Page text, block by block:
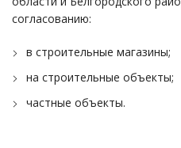
согласованию:
в строительные магазины;
на строительные объекты;
частные объекты.